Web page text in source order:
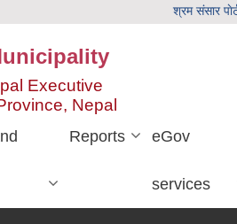
श्रम संसार
Executive
Nepal
Reports eGov
services